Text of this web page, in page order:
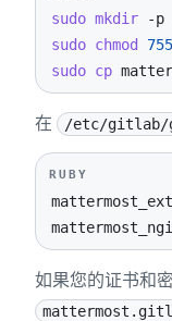
sudo mkdir -p
sudo chmod 755
sudo cp
在 /etc/
RUBY
如果您的证书和